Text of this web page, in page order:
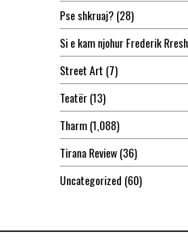
Pse shkruaj?(28)
Si e kam njohur Frederik
Street Art (7)
Teatër(13)
Tharm(1,088)
Tirana Review(36)
Uncategorized (60)